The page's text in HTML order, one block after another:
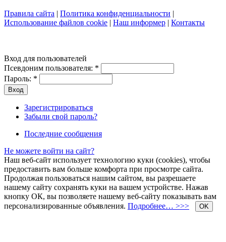
Правила сайта | Политика конфиденциальности |
Использование файлов cookie | Наш информер | Контакты
Вход для пользователей
Псевдоним пользователя: *
Пароль: *
Зарегистрироваться
Забыли свой пароль?
Последние сообщения
Не можете войти на сайт?
Наш веб-сайт использует технологию куки (cookies), чтобы
предоставить вам больше комфорта при просмотре сайта.
Продолжая пользоваться нашим сайтом, вы разрешаете
нашему сайту сохранять куки на вашем устройстве. Нажав
кнопку ОК, вы позволяете нашему веб-сайту показывать вам
персонализированные объявления. Подробнее… >>> OK